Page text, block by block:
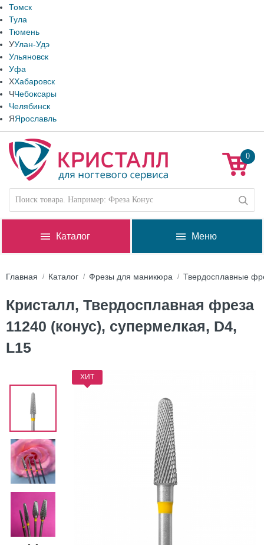
Томск
Тула
Тюмень
УУлан-Удэ
Ульяновск
Уфа
ХХабаровск
ЧЧебоксары
Челябинск
ЯЯрославль
0
Каталог Меню
Главная Каталог Фрезы для маникюра Твердосплавные
Кристалл, Твердосплавная фреза
11240 (конус), супермелкая, D4,
L15
ХИТ